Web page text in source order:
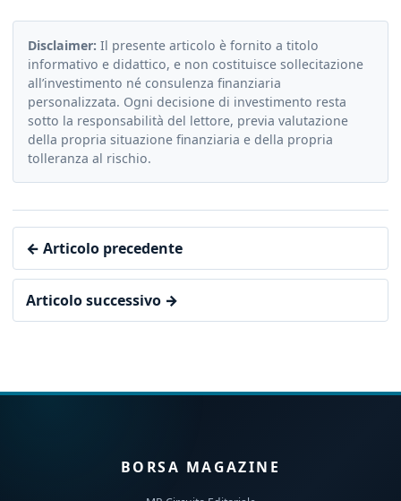
Disclaimer: Il presente articolo è fornito a titolo
informativo e didattico, e non costituisce sollecitazione
all’investimento né consulenza finanziaria
personalizzata. Ogni decisione di investimento resta
sotto la responsabilità del lettore, previa valutazione
della propria situazione finanziaria e della propria
tolleranza al rischio.
← Articolo precedente
Articolo successivo →
BORSA MAGAZINE